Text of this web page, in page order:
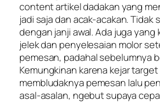
content artikel dadakan yang
jadi saja dan acak-acakan. Tidak
dengan janji awal. Ada juga yang
jelek dan penyelesaian molor
pemesan, padahal sebelumnya
Kemungkinan karena kejar
membludaknya pemesan lalu
asal-asalan, ngebut supaya